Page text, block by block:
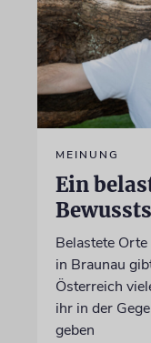
MEINUNG
Ein
Belastete
in Braunau
Österreich
ihr in der
geben